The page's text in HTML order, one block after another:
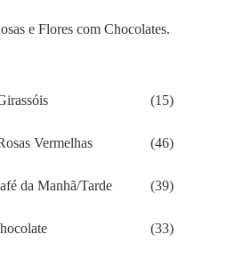
e Flores com Chocolates.
(15)
Vermelhas (46)
da Manhã/Tarde (39)
(33)